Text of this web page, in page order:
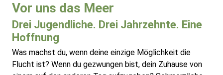
Vor uns das Meer
Drei Jugendliche. Drei Jahrzehnte. Eine
Hoffnung
Was machst du, wenn deine einzige Möglichkeit die
Flucht ist? Wenn du gezwungen bist, dein Zuhause von